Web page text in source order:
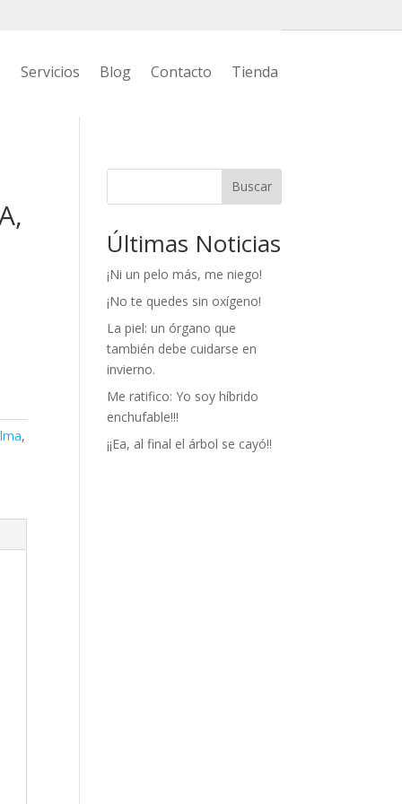
Servicios Blog Contacto Tienda
,
Buscar
Últimas Noticias
¡Ni un pelo más, me niego!
¡No te quedes sin oxígeno!
La piel: un órgano que
también debe cuidarse en
invierno.
Me ratifico: Yo soy híbrido
enchufable!!!
¡¡Ea, al final el árbol se cayó!!